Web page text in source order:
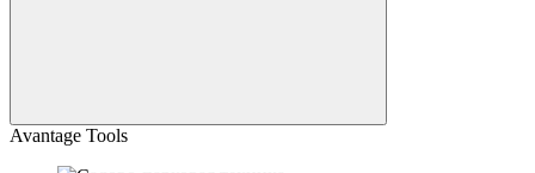
Avantage Tools